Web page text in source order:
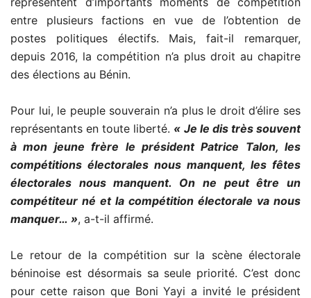
entre plusieurs factions en vue de l’obtention de
postes politiques électifs. Mais, fait-il remarquer,
depuis 2016, la compétition n’a plus droit au chapitre
des élections au Bénin.
Pour lui, le peuple souverain n’a plus le droit d’élire ses
représentants en toute liberté. « Je le dis très souvent
à mon jeune frère le président Patrice Talon, les
compétitions électorales nous manquent, les fêtes
électorales nous manquent. On ne peut être un
compétiteur né et la compétition électorale va nous
manquer… », a-t-il affirmé.
Le retour de la compétition sur la scène électorale
béninoise est désormais sa seule priorité. C’est donc
pour cette raison que Boni Yayi a invité le président